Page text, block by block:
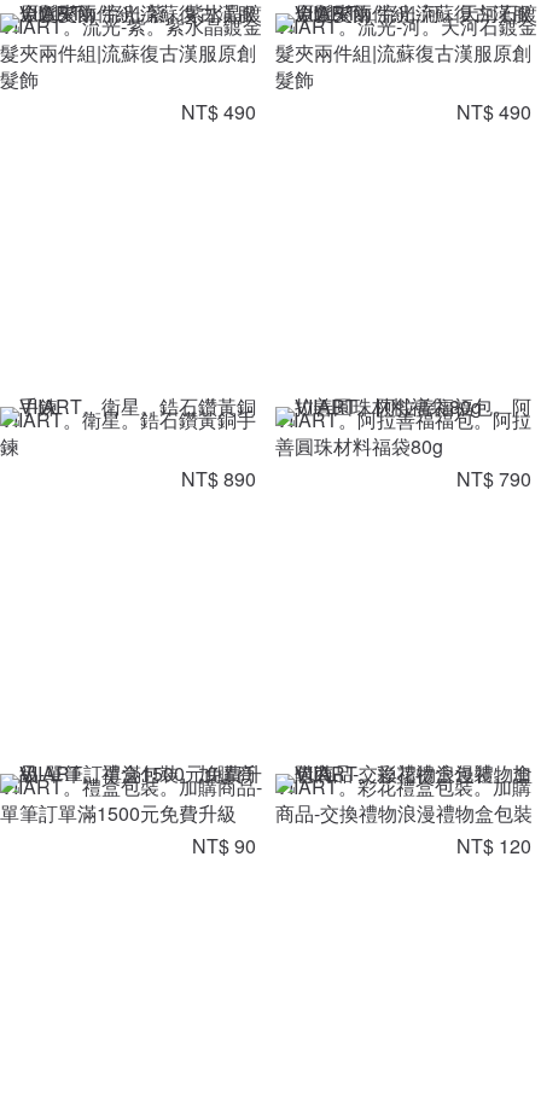
VIIART。流光-紫。紫水晶鍍金
髮夾兩件組|流蘇復古漢服原創
髮飾
NT$ 490
VIIART。流光-河。天河石鍍金
髮夾兩件組|流蘇復古漢服原創
髮飾
NT$ 490
VIIART。衛星。鋯石鑽黃銅手
鍊
NT$ 890
VIIART。阿拉善福福包。阿拉
善圓珠材料福袋80g
NT$ 790
VIIART。禮盒包裝。加購商品-
單筆訂單滿1500元免費升級
NT$ 90
VIIART。彩花禮盒包裝。加購
商品-交換禮物浪漫禮物盒包裝
NT$ 120